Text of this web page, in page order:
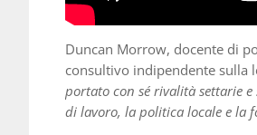
Duncan Morrow, docente di
consultivo indipendente sulla
portato con sé rivalità settarie
di lavoro, la politica locale e la